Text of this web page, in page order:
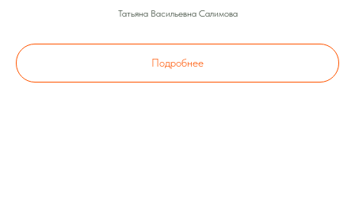
Татьяна Васильевна Салимова
Подробнее